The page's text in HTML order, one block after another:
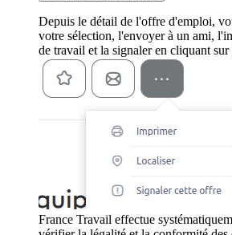
Depuis le détail de l'offre d'emploi,
votre sélection, l'envoyer à un ami,
de travail et la signaler en cliquant sur
France Travail effectue